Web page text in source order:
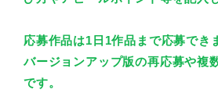
応募作品は1日1作品まで応募でき
バージョンアップ版の再応募や複
です。